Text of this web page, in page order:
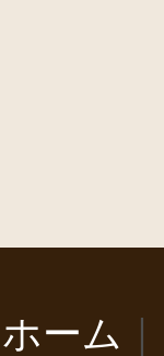
ホーム